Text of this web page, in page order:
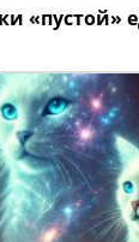
«пустой»